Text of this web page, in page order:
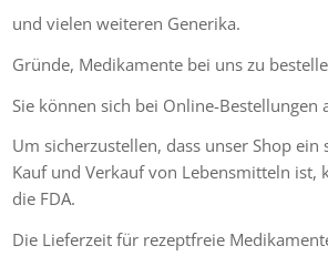
und vielen weiteren Generika.
Gründe, Medikamente bei uns zu
Sie können sich bei Online-Bestellungen
Um sicherzustellen, dass unser Shop
Kauf und Verkauf von Lebensmitteln ist,
die FDA.
Die Lieferzeit für rezeptfreie